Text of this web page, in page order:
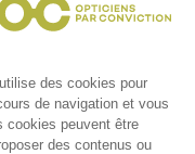
de la vue et
?
d’achats et
indépendants
utilise des cookies pour
de navigation et vous
cookies peuvent être
des contenus ou